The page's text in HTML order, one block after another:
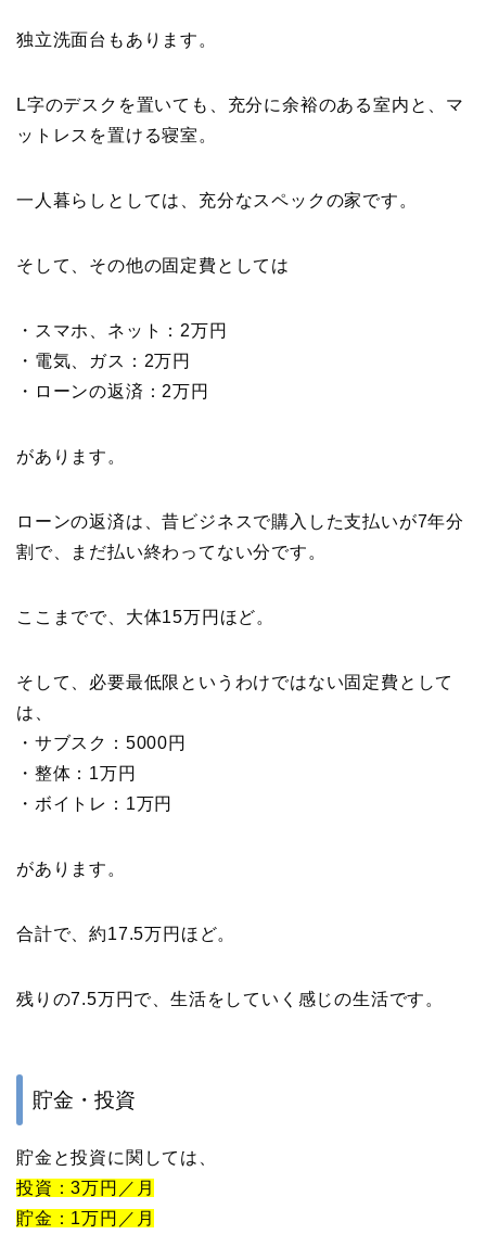
独立洗面台もあります。
L字のデスクを置いても、充分に余裕のある室内と、マ
ットレスを置ける寝室。
一人暮らしとしては、充分なスペックの家です。
そして、その他の固定費としては
・スマホ、ネット：2万円
・電気、ガス：2万円
・ローンの返済：2万円
があります。
ローンの返済は、昔ビジネスで購入した支払いが7年分
割で、まだ払い終わってない分です。
ここまでで、大体15万円ほど。
そして、必要最低限というわけではない固定費として
は、
・サブスク：5000円
・整体：1万円
・ボイトレ：1万円
があります。
合計で、約17.5万円ほど。
残りの7.5万円で、生活をしていく感じの生活です。
貯金・投資
貯金と投資に関しては、
投資：3万円／月
貯金：1万円／月